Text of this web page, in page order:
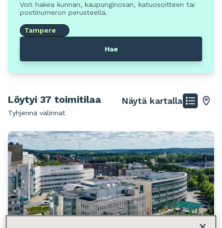
Voit hakea kunnan, kaupunginosan, katuosoitteen tai
postinumeron perusteella.
Tampere
Hae
Löytyi 37 toimitilaa
Tyhjennä valinnat
Näytä kartalla